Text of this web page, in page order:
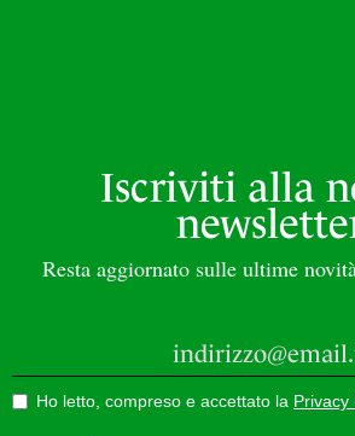
Iscriviti alla
Resta aggiornato sulle ultime
Ho letto, compreso e accettato la Privacy